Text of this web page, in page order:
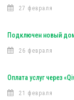
27 февраля
Подключен новый
26 февраля
Оплата услуг через
21 февраля